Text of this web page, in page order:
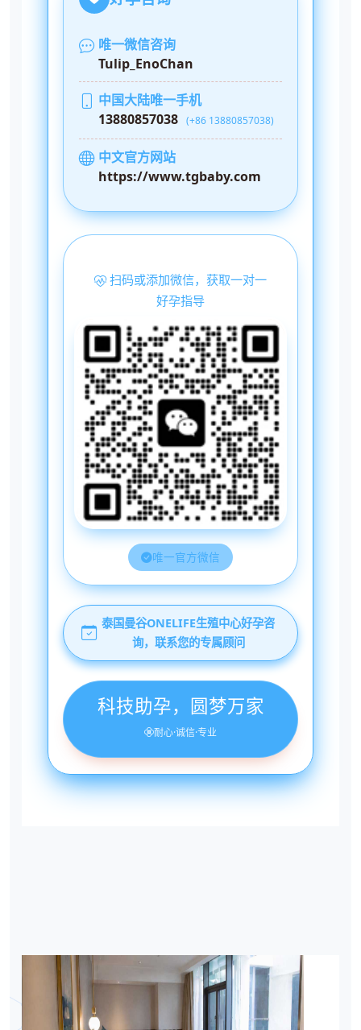
唯一微信咨询
Tulip_EnoChan
中国大陆唯一手机
13880857038 (+86 13880857038)
中文官方网站
https://www.tgbaby.com
扫码或添加微信，获取一对一
好孕指导
唯一官方微信
泰国曼谷ONELIFE生殖中心好孕咨
询，联系您的专属顾问
科技助孕，圆梦万家
耐心·诚信·专业